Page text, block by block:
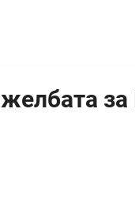
желбата